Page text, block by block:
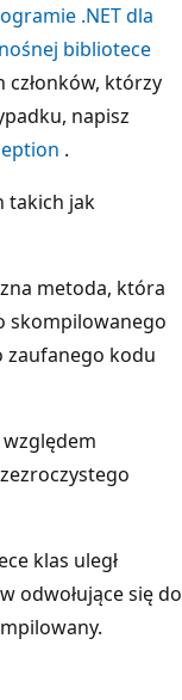
.NET dla
bibliotece
członków, którzy
napisz
.
takich jak
metoda, która
skompilowanego
zaufanego kodu
klas uległ
odwołujące się do